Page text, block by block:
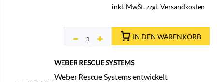
inkl. MwSt. zzgl. Versandkosten
IN DEN WARENKORB
WEBER RESCUE SYSTEMS
Weber Rescue Systems entwickelt